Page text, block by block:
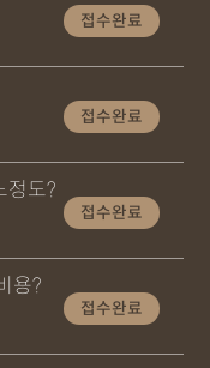
접수완료
접수완료
정도?
접수완료
용?
접수완료